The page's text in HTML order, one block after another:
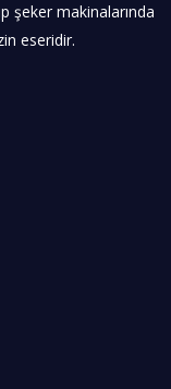
şeker makinalarında
eseridir.